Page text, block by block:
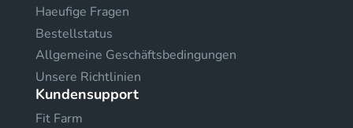
Haeufige Fragen
Bestellstatus
Allgemeine Geschäftsbedingungen
Unsere Richtlinien
Kundensupport
Fit Farm